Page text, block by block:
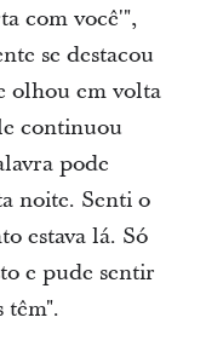
com você'",
se destacou
olhou em volta
continuou
pode
noite. Senti o
estava lá. Só
e pude sentir
têm".